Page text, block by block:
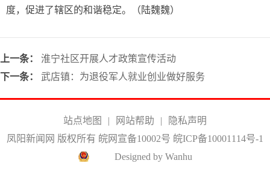
度，促进了辖区的和谐稳定。（陆魏魏）
上一条：
淮宁社区开展人才政策宣传活动
下一条：
武店镇：为退役军人就业创业做好服务
站点地图 | 网站帮助 |
隐私声明
凤阳新闻网 版权所有 皖网宣备10002号 皖ICP备10001114号-1
Designed by Wanhu